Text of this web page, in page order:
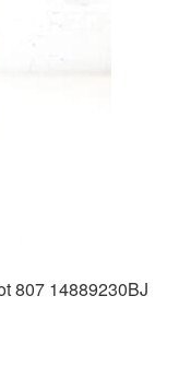
807 14889230BJ